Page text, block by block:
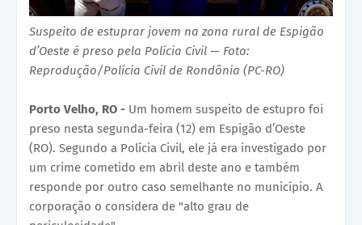
Suspeito de estuprar jovem na zona rural de Espigão
d’Oeste é preso pela Polícia Civil — Foto:
Reprodução/Polícia Civil de Rondônia (PC-RO)
Porto Velho, RO - Um homem suspeito de estupro foi
preso nesta segunda-feira (12) em Espigão d’Oeste
(RO). Segundo a Polícia Civil, ele já era investigado por
um crime cometido em abril deste ano e também
responde por outro caso semelhante no município. A
corporação o considera de "alto grau de